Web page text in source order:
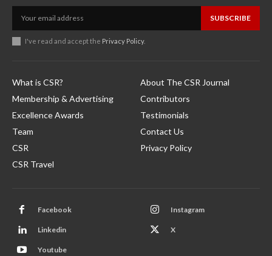
SUBSCRIBE
I've read and accept the Privacy Policy.
What is CSR?
Membership & Advertising
Excellence Awards
Team
CSR
CSR Travel
About The CSR Journal
Contributors
Testimonials
Contact Us
Privacy Policy
Facebook Instagram
Linkedin X
Youtube